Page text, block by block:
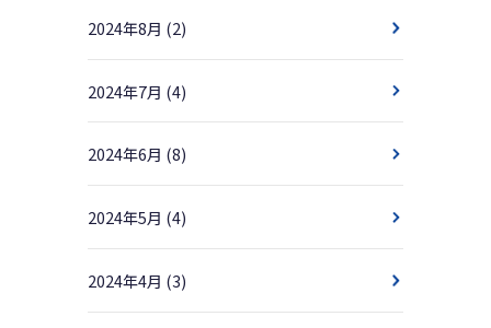
2024年8月 (2)
2024年7月 (4)
2024年6月 (8)
2024年5月 (4)
2024年4月 (3)